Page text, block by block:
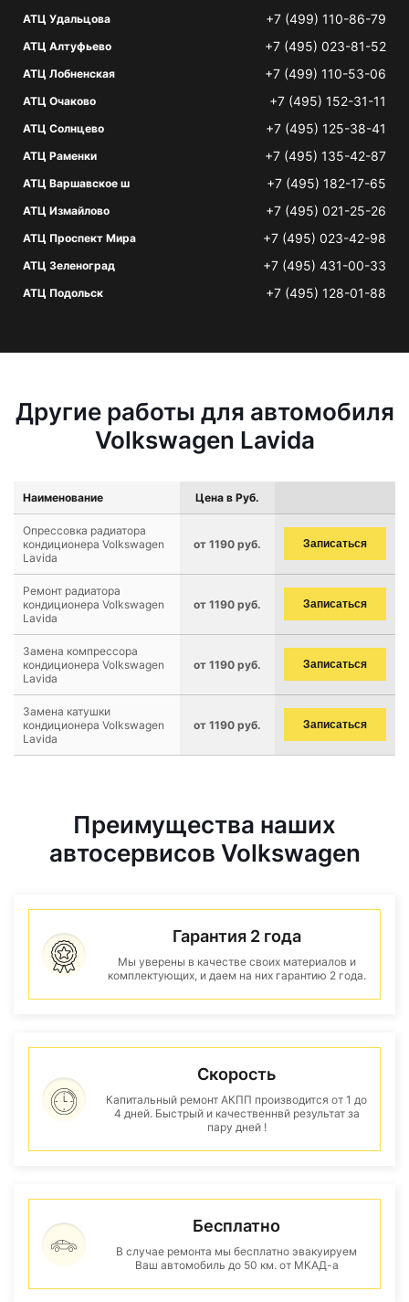
АТЦ Удальцова +7 (499) 110-86-79
АТЦ Алтуфьево +7 (495) 023-81-52
АТЦ Лобненская +7 (499) 110-53-06
АТЦ Очаково +7 (495) 152-31-11
АТЦ Солнцево +7 (495) 125-38-41
АТЦ Раменки +7 (495) 135-42-87
АТЦ Варшавское ш +7 (495) 182-17-65
АТЦ Измайлово +7 (495) 021-25-26
АТЦ Проспект Мира +7 (495) 023-42-98
АТЦ Зеленоград +7 (495) 431-00-33
АТЦ Подольск +7 (495) 128-01-88
Другие работы для автомобиля
Volkswagen Lavida
Наименование Цена в Руб.
Опрессовка радиатора
кондиционера Volkswagen
Lavida
от 1190 руб. Записаться
Ремонт радиатора
кондиционера Volkswagen
Lavida
от 1190 руб. Записаться
Замена компрессора
кондиционера Volkswagen
Lavida
от 1190 руб. Записаться
Замена катушки
кондиционера Volkswagen
Lavida
от 1190 руб. Записаться
Преимущества наших
автосервисов Volkswagen
Гарантия 2 года
Мы уверены в качестве своих материалов и
комплектующих, и даем на них гарантию 2 года.
Скорость
Капитальный ремонт АКПП производится от 1 до
4 дней. Быстрый и качественнвй результат за
пару дней !
Бесплатно
В случае ремонта мы бесплатно эвакуируем
Ваш автомобиль до 50 км. от МКАД-а